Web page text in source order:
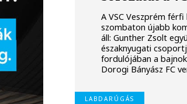
A VSC Veszprém
szombaton újabb
áll: Gunther Zsolt
északnyugati
fordulójában a
Dorogi Bányász FC
LABDARÚGÁS